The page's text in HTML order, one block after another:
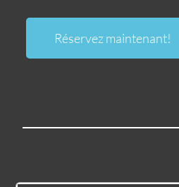
Réservez maintenant!